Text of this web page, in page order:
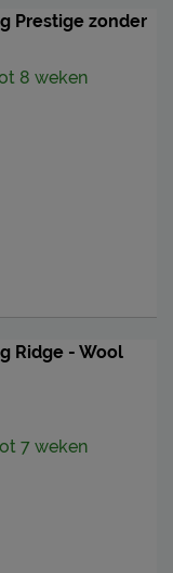
is
je
je
en
en een design
over
om te weten’.
Prestige zonder
8 weken
Ridge - Wool
7 weken